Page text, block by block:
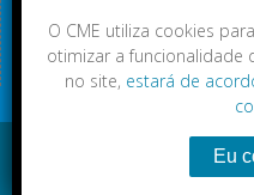
Conteúdo exclusivo da
O CME utiliza cookies
otimizar a funcionalidade
no site, estará de